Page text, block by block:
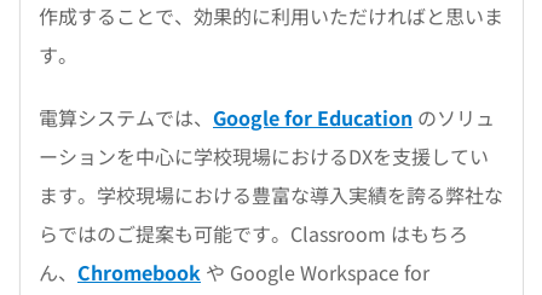
作成することで、効果的に利用いただければと思いま
す。
電算システムでは、 Google for Education のソリュ
ーションを中心に学校現場におけるDXを支援してい
ます。学校現場における豊富な導入実績を誇る弊社な
らではのご提案も可能です。Classroom はもちろ
ん、 Chromebook や Google Workspace for